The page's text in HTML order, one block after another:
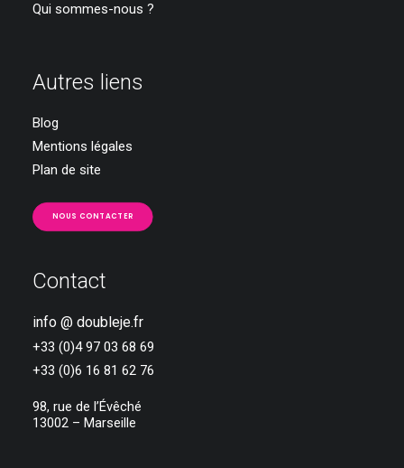
Qui sommes-nous ?
Autres liens
Blog
Mentions légales
Plan de site
NOUS CONTACTER
Contact
info @ doubleje.fr
+33 (0)4 97 03 68 69
+33 (0)6 16 81 62 76
98, rue de l’Évêché
13002 – Marseille